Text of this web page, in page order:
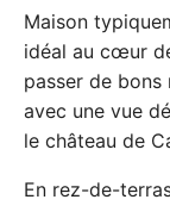
Maison
idéal au cœur
passer de bons
avec une vue
le château de
En rez-de-